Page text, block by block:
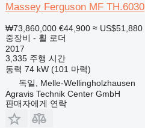
Massey Ferguson MF TH.6030
₩73,860,000 €44,900 ≈ US$51,880
중장비 - 휠 로더
2017
3,335 주행 시간
동력 74 kW (101 마력)
독일, Melle-Wellingholzhausen
Agravis Technik Center GmbH
판매자에게 연락